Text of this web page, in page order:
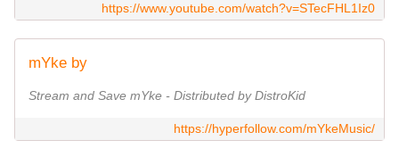
https://www.youtube.com/watch?v=STecFHL1Iz0
mYke by
Stream and Save mYke - Distributed by DistroKid
https://hyperfollow.com/mYkeMusic/